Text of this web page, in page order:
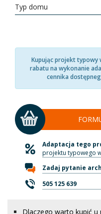
Typ domu
Kupując projekt typowy
rabatu na wykonanie
cennika
Adaptacja tego
projektu typowego
Zadaj pytanie
505 125 639
Dlaczego warto kupić